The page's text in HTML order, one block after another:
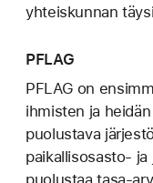
yhteiskunnan
PFLAG
PFLAG on
ihmisten ja
puolustava
paikallisosasto-